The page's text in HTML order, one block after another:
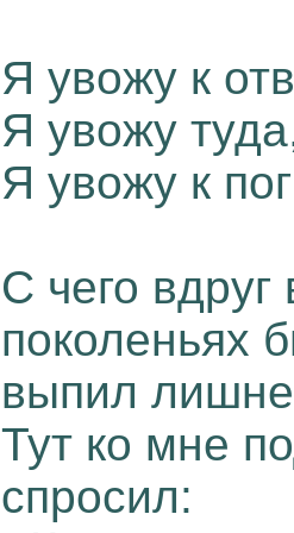
Я увожу к
Я увожу
Я увожу к
С чего
поколеньях
выпил
Тут ко мне
спросил: